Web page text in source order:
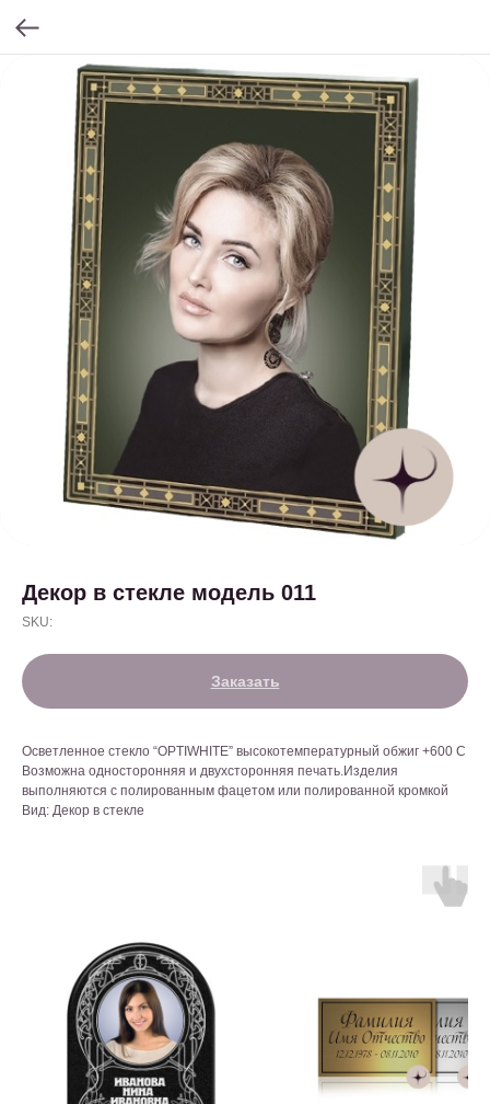
Декор в стекле модель 011
SKU:
Заказать
Осветленное стекло “OPTIWHITE” высокотемпературный обжиг +600 С
Возможна односторонняя и двухсторонняя печать.Изделия
выполняются с полированным фацетом или полированной кромкой
Вид: Декор в стекле